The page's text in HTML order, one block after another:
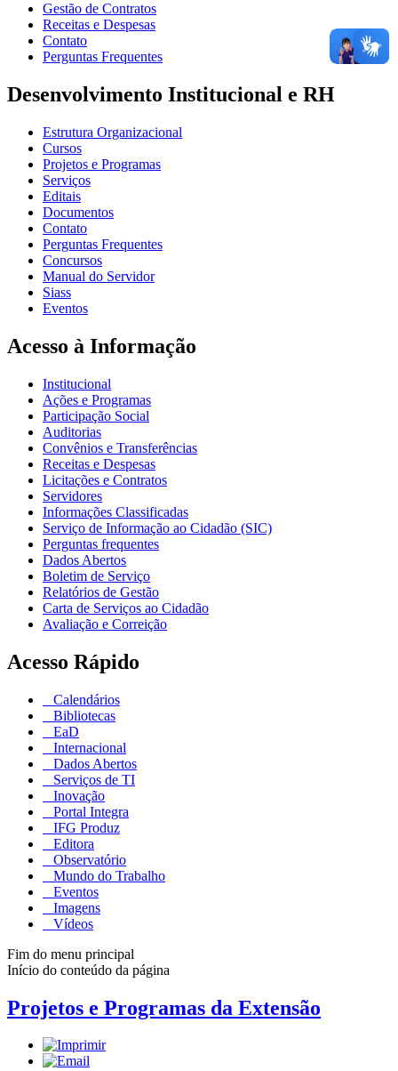
Gestão de Contratos
Receitas e Despesas
Contato
Perguntas Frequentes
Desenvolvimento Institucional e RH
Estrutura Organizacional
Cursos
Projetos e Programas
Serviços
Editais
Documentos
Contato
Perguntas Frequentes
Concursos
Manual do Servidor
Siass
Eventos
Acesso à Informação
Institucional
Ações e Programas
Participação Social
Auditorias
Convênios e Transferências
Receitas e Despesas
Licitações e Contratos
Servidores
Informações Classificadas
Serviço de Informação ao Cidadão (SIC)
Perguntas frequentes
Dados Abertos
Boletim de Serviço
Relatórios de Gestão
Carta de Serviços ao Cidadão
Avaliação e Correição
Acesso Rápido
Calendários
Bibliotecas
EaD
Internacional
Dados Abertos
Serviços de TI
Inovação
Portal Integra
IFG Produz
Editora
Observatório
Mundo do Trabalho
Eventos
Imagens
Vídeos
Fim do menu principal
Início do conteúdo da página
Projetos e Programas da Extensão